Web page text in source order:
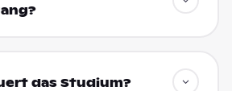
das Studium?